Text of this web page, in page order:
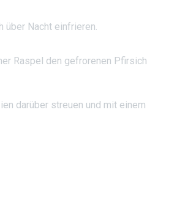
Nacht einfrieren.
Raspel den gefrorenen Pfirsich
darüber streuen und mit einem